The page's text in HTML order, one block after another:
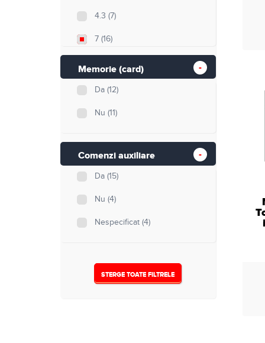
4.3 (7)
7 (16)
Memorie (card)
Da (12)
Nu (11)
Comenzi auxiliare
Da (15)
Nu (4)
Nespecificat (4)
STERGE TOATE FILTRELE